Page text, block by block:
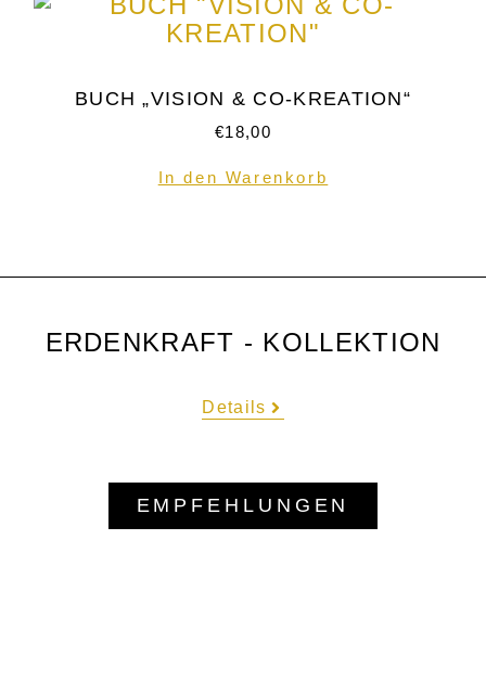
BUCH „VISION & CO-KREATION“
€18,00
In den Warenkorb
ERDENKRAFT - KOLLEKTION
Details
EMPFEHLUNGEN